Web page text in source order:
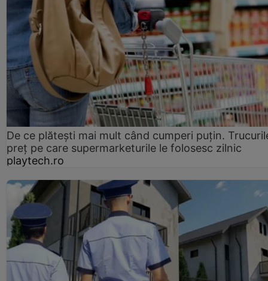
De ce plătești mai mult când cumperi puțin.
preț pe care supermarketurile le folosesc zilnic
playtech.ro